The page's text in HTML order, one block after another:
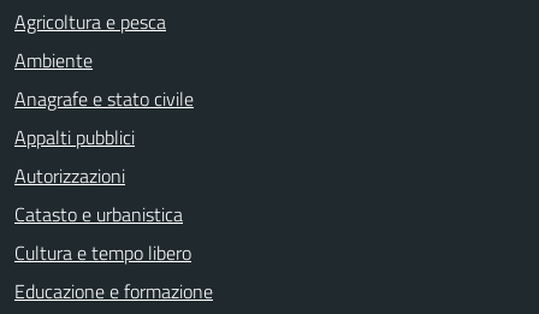
Agricoltura e pesca
Ambiente
Anagrafe e stato civile
Appalti pubblici
Autorizzazioni
Catasto e urbanistica
Cultura e tempo libero
Educazione e formazione